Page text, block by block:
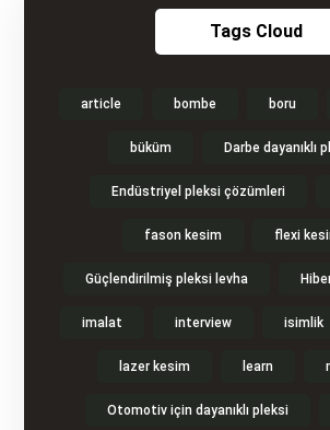
Tags Cloud
article bombe boru
büküm Darbe dayanıklı
Endüstriyel pleksi çözümleri
fason kesim flexi
Güçlendirilmiş pleksi levha
imalat interview isimlik
lazer kesim learn
Otomotiv için dayanıklı pleksi